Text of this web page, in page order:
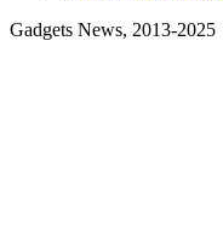
Gadgets News, 2013-2025